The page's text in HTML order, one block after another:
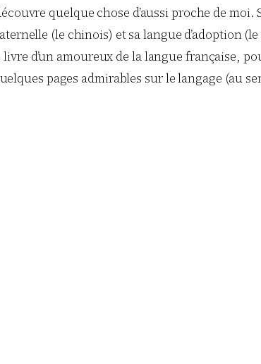
quelque chose d’aussi proche de moi.
(le chinois) et sa langue d’adoption
d’un amoureux de la langue française,
pages admirables sur le langage (au